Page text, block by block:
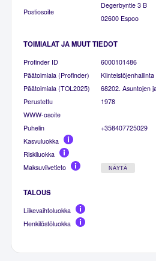
Postiosoite
Degerbyntie 3 B
02600 Espoo
TOIMIALAT JA MUUT TIEDOT
Profinder ID
6000101486
Päätoimiala (Profinder)
Kiinteistöjenhallinta
Päätoimiala (TOL2025)
68202. Asuntojen
Perustettu
1978
WWW-osoite
Puhelin
+358407725029
Kasvuluokka
Riskiluokka
Maksuviivetieto
NÄYTÄ
TALOUS
Liikevaihtoluokka
Henkilöstöluokka